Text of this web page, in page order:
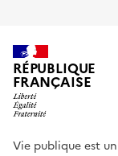
RÉPUBLIQUE
FRANÇAISE
Vie publique est